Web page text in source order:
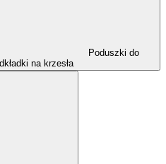
Poduszki do
na krzesła